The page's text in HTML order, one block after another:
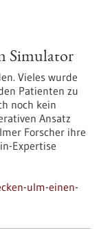
Simulator
Vieles wurde
Patienten zu
noch kein
Ansatz
Forscher ihre
Expertise
ulm-einen-